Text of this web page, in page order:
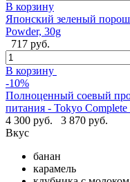
В корзину
Японский зеленый
Powder, 30g
717 руб.
В корзину
-10%
Полноценный соевый
питания - Tokyo Complete
4 300 руб.
3 870 руб.
Вкус
банан
карамель